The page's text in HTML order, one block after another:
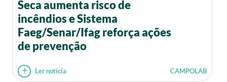
Seca aumenta risco de
incêndios e Sistema
Faeg/Senar/Ifag reforça ações
de prevenção
Ler notícia CAMPOLAB